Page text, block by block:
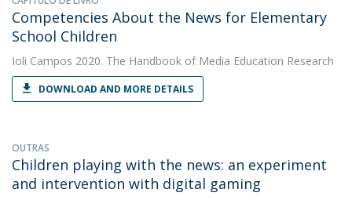
Competencies About the News for Elementary
School Children
Ioli Campos 2020. The Handbook of Media Education Research
DOWNLOAD AND MORE DETAILS
OUTRAS
Children playing with the news: an experiment
and intervention with digital gaming